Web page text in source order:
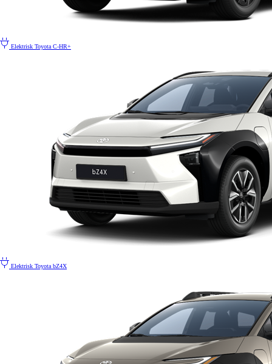
Elektrisk Toyota C-HR+
Elektrisk Toyota bZ4X